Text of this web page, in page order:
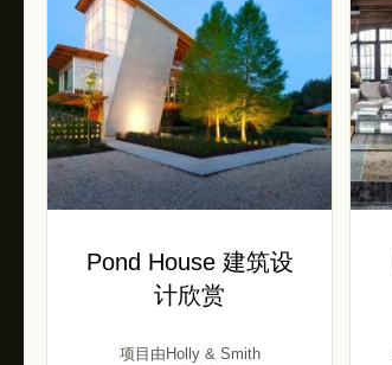
Pond House 建筑设
计欣赏
项目由Holly & Smith